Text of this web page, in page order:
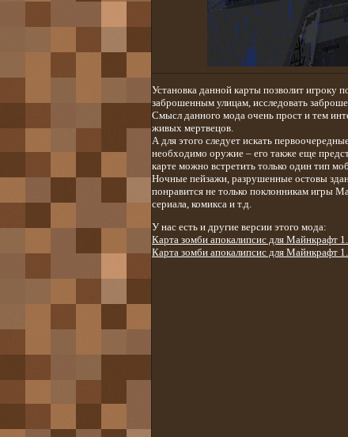
Установка данной карты позволит игроку
заброшенным улицам, исследовать
Смысл данного мода очень прост и тем
живых мертвецов.
А для этого следует искать
необходимо оружие – его также еще
карте можно встретить только один тип
Ночные пейзажи, разрушенные остовы
понравится не только поклонникам игры
сериала, комикса и т.д.
У нас есть и другие версии этого мода:
Карта зомби апокалипсис для Майнкрафт
Карта зомби апокалипсис для Майнкрафт